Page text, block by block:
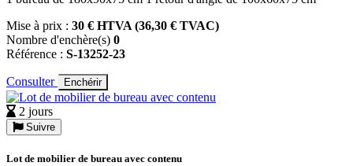
Mise à prix : 30 € HTVA (36,30 € TVAC)
Nombre d'enchère(s) 0
Référence : S-13252-23
Consulter Enchérir
2 jours
Suivre
Lot de mobilier de bureau avec contenu